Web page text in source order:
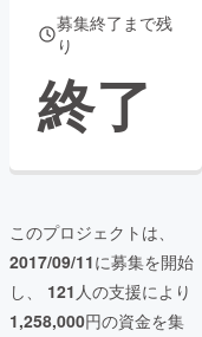
募集終了まで残
り
終了
このプロジェクトは、
2017/09/11に募集を開始
し、 121 人の支援により
1,258,000円の資金を集